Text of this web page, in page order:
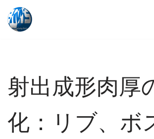
コ
ツ
へ
ス
キ
ッ
プ
射出成形肉厚
化：リブ、ボ